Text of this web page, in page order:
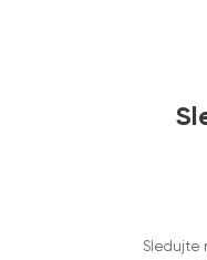
Sledujte